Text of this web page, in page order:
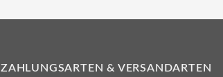
ZAHLUNGSARTEN & VERSANDARTEN